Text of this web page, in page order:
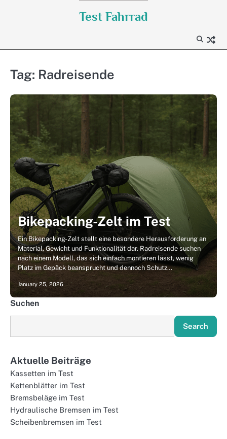
Test Fahrrad
Tag: Radreisende
Bikepacking-Zelt im Test
Ein Bikepacking-Zelt stellt eine besondere Herausforderung an
Material, Gewicht und Funktionalität dar. Radreisende suchen
nach einem Modell, das sich einfach montieren lässt, wenig
Platz im Gepäck beansprucht und dennoch Schutz…
January 25, 2026
Suchen
Search
Aktuelle Beiträge
Kassetten im Test
Kettenblätter im Test
Bremsbeläge im Test
Hydraulische Bremsen im Test
Scheibenbremsen im Test